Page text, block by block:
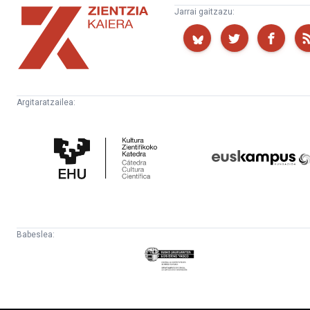
Zientzia
Kaiera
Jarrai gaitzazu:
Argitaratzailea:
Zientifikoko
Katedra
Babeslea:
Eusko
Jaurlaritza